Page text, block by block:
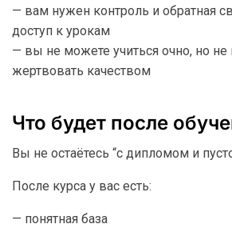
— вам нужен контроль и обратная
доступ к урокам
— вы не можете учиться очно, но не
жертвовать качеством
Что будет после
Вы не остаётесь “с дипломом и
После курса у вас есть:
— понятная база